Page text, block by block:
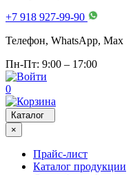
+7 918 927-99-90
Телефон, WhatsApp, Мах
Пн-Пт: 9:00 – 17:00
0
Каталог
×
Прайс-лист
Каталог продукции